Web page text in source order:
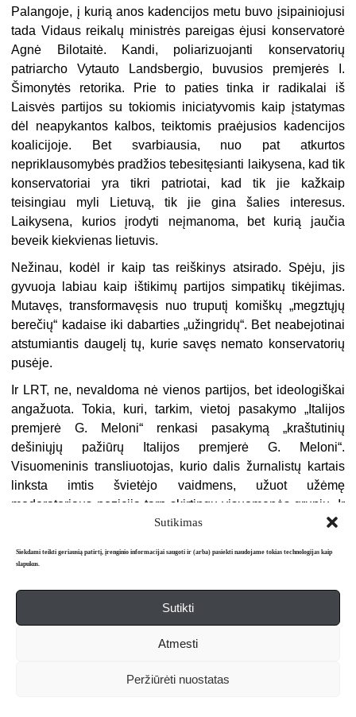
Sutikimas
Siekdami teikti geriausią patirtį, įrenginio informacijai saugoti ir (arba) pasiekti naudojame tokias technologijas kaip
slapukus.
Sutikti
Atmesti
Peržiūrėti nuostatas
Palangoje, į kurią anos kadencijos metu buvo įsipainiojusi
tada Vidaus reikalų ministrės pareigas ėjusi konservatorė
Agnė Bilotaitė. Kandi, poliarizuojanti konservatorių
patriarcho Vytauto Landsbergio, buvusios premjerės I.
Šimonytės retorika. Prie to paties tinka ir radikalai iš
Laisvės partijos su tokiomis iniciatyvomis kaip įstatymas
dėl neapykantos kalbos, teiktomis praėjusios kadencijos
koalicijoje. Bet svarbiausia, nuo pat atkurtos
nepriklausomybės pradžios tebesitęsianti laikysena, kad tik
konservatoriai yra tikri patriotai, kad tik jie kažkaip
teisingiau myli Lietuvą, tik jie gina šalies interesus.
Laikysena, kurios įrodyti neįmanoma, bet kurią jaučia
beveik kiekvienas lietuvis.
Nežinau, kodėl ir kaip tas reiškinys atsirado. Spėju, jis
gyvuoja labiau kaip ištikimų partijos simpatikų tikėjimas.
Mutavęs, transformavęsis nuo truputį komiškų „megztųjų
berečių“ kadaise iki dabarties „užingridų“. Bet neabejotinai
atstumiantis daugelį tų, kurie savęs nemato konservatorių
pusėje.
Ir LRT, ne, nevaldoma nė vienos partijos, bet ideologiškai
angažuota. Tokia, kuri, tarkim, vietoj pasakymo „Italijos
premjerė G. Meloni“ renkasi pasakymą „kraštutinių
dešiniųjų pažiūrų Italijos premjerė G. Meloni“.
Visuomeninis transliuotojas, kurio dalis žurnalistų kartais
linksta imtis švietėjo vaidmens, užuot užėmę
moderatoriaus poziciją tarp skirtingų visuomenės grupių. Ir
ne, čia neina kalba apie eterio suteikimą prieš valstybę
Jeigu visus tuos dalykus ilgą laiką dėsi ant vienos
svarstyklių lėkštės, o į kitos pusės nuodėmes žiūrėsi labiau